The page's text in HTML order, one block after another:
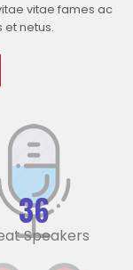
vitae fames ac
et netus.
45
Speakers